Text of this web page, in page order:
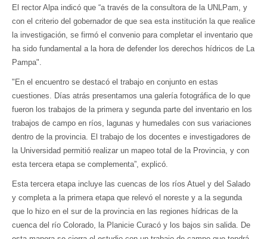
El rector Alpa indicó que “a través de la consultora de la UNLPam, y
con el criterio del gobernador de que sea esta institución la que realice
la investigación, se firmó el convenio para completar el inventario que
ha sido fundamental a la hora de defender los derechos hídricos de La
Pampa".
"En el encuentro se destacó el trabajo en conjunto en estas
cuestiones. Días atrás presentamos una galería fotográfica de lo que
fueron los trabajos de la primera y segunda parte del inventario en los
trabajos de campo en ríos, lagunas y humedales con sus variaciones
dentro de la provincia. El trabajo de los docentes e investigadores de
la Universidad permitió realizar un mapeo total de la Provincia, y con
esta tercera etapa se complementa”, explicó.
Esta tercera etapa incluye las cuencas de los ríos Atuel y del Salado
y completa a la primera etapa que relevó el noreste y a la segunda
que lo hizo en el sur de la provincia en las regiones hídricas de la
cuenca del río Colorado, la Planicie Curacó y los bajos sin salida. De